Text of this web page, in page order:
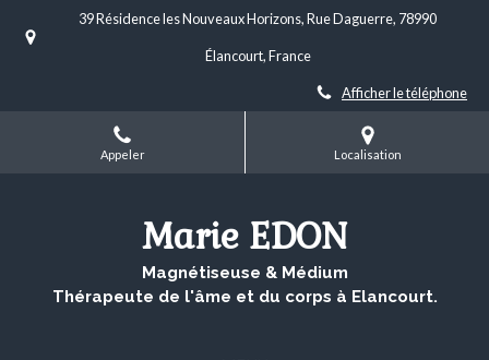
39 Résidence les Nouveaux Horizons, Rue Daguerre, 78990
Élancourt, France
Afficher le téléphone
Appeler Localisation
Marie EDON
Magnétiseuse & Médium
Thérapeute de l'âme et du corps à Elancourt.